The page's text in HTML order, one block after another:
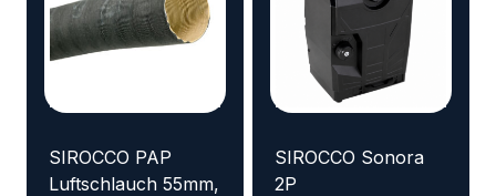
auf
Produktseite
gewählt
der
SIROCCO PAP
Luftschlauch 55mm,
SIROCCO Sonora
2P